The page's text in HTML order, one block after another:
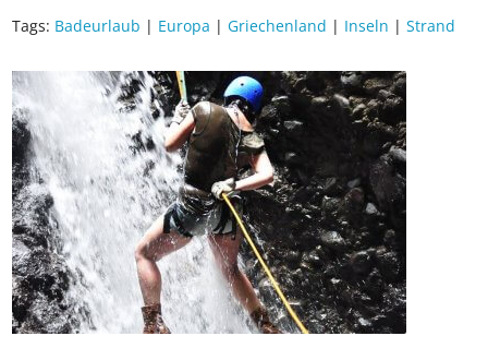
Tags: Badeurlaub|Europa|Griechenland|Inseln|